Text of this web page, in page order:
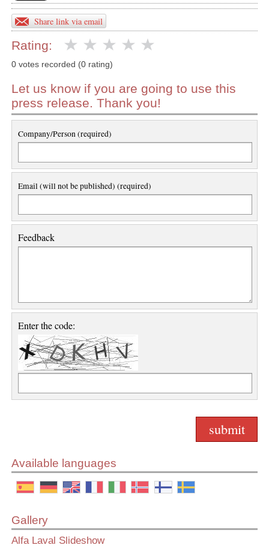
Share link via email
Rating:
0 votes recorded (0 rating)
Let us know if you are going to use this
press release. Thank you!
Company/Person (required)
Email (will not be published) (required)
Feedback
Enter the code:
Available languages
Gallery
Alfa Laval Slideshow